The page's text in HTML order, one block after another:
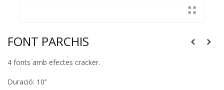
FONT PARCHIS
4 fonts amb efectes cracker.
Duració: 10’’